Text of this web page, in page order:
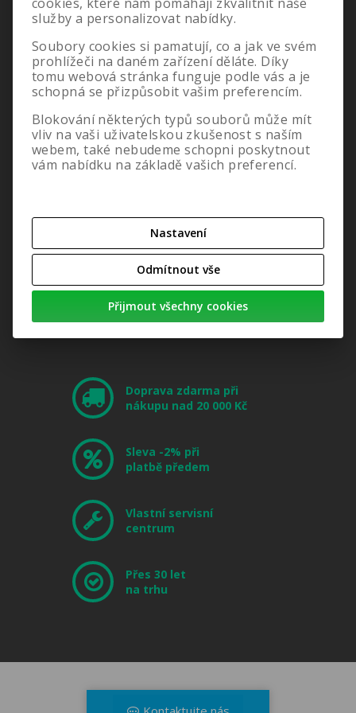
Ochrana osobních údajů
Odstoupení od smlouvy
Nastavení cookies
O nás
Doprava zdarma při
nákupu nad 20 000 Kč
Sleva -2% při
platbě předem
Vlastní servisní
centrum
Přes 30 let
na trhu
služby a personalizovat nabídky.
Soubory cookies si pamatují, co a jak ve svém
prohlížeči na daném zařízení děláte. Díky
tomu webová stránka funguje podle vás a je
schopná se přizpůsobit vašim preferencím.
Blokování některých typů souborů může mít
vliv na vaši uživatelskou zkušenost s naším
webem, také nebudeme schopni poskytnout
vám nabídku na základě vašich preferencí.
Nastavení
Odmítnout vše
Přijmout všechny cookies